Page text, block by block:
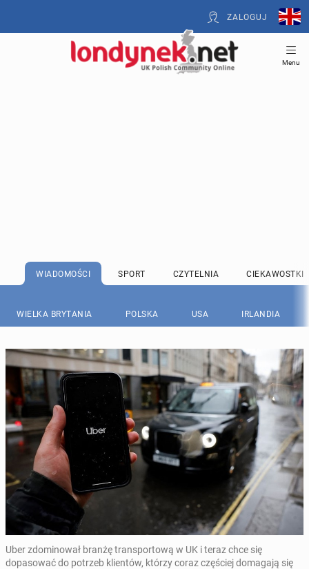
ZALOGUJ
Menu
WIADOMOŚCI SPORT CZYTELNIA CIEKAWOSTKI
WIELKA BRYTANIA POLSKA USA IRLANDIA
Uber zdominował branżę transportową w UK i teraz chce się
dopasować do potrzeb klientów, którzy coraz częściej domagają się